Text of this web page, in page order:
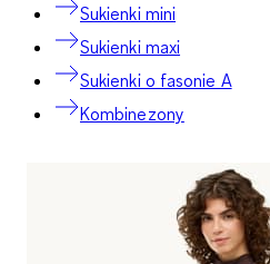
Sukienki mini
Sukienki maxi
Sukienki o fasonie A
Kombinezony